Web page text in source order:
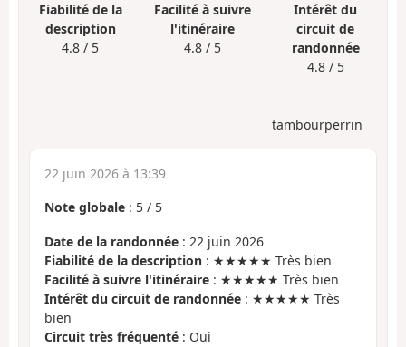
Fiabilité de la
description
4.8 / 5
Facilité à suivre
l'itinéraire
4.8 / 5
Intérêt du
circuit de
randonnée
4.8 / 5
tambourperrin
22 juin 2026 à 13:39
Note globale : 5 / 5
Date de la randonnée : 22 juin 2026
Fiabilité de la description : ★★★★★ Très bien
Facilité à suivre l'itinéraire : ★★★★★ Très bien
Intérêt du circuit de randonnée : ★★★★★ Très
bien
Circuit très fréquenté : Oui